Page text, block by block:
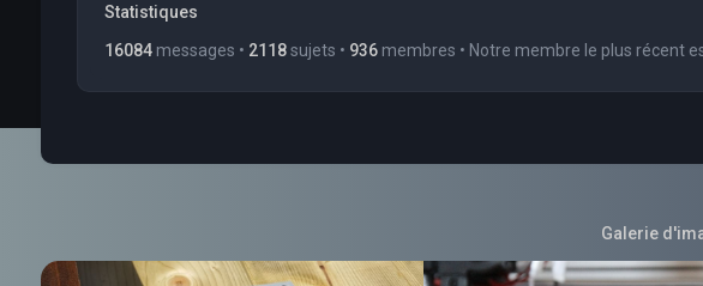
Statistiques
16084messages • 2118sujets • 936membres • Notre membre le plus récent
Galerie